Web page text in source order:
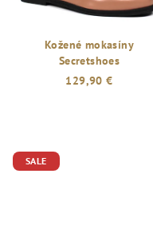
Kožené mokasíny
Secretshoes
129,90 €
SALE